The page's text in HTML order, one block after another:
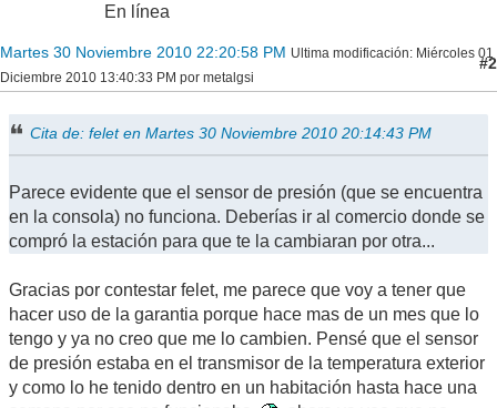
En línea
Martes 30 Noviembre 2010 22:20:58 PM Ultima modificación: Miércoles 01
Diciembre 2010 13:40:33 PM por metalgsi
#2
Cita de: felet en Martes 30 Noviembre 2010 20:14:43 PM
Parece evidente que el sensor de presión (que se encuentra
en la consola) no funciona. Deberías ir al comercio donde se
compró la estación para que te la cambiaran por otra...
Gracias por contestar felet, me parece que voy a tener que
hacer uso de la garantia porque hace mas de un mes que lo
tengo y ya no creo que me lo cambien. Pensé que el sensor
de presión estaba en el transmisor de la temperatura exterior
y como lo he tenido dentro en un habitación hasta hace una